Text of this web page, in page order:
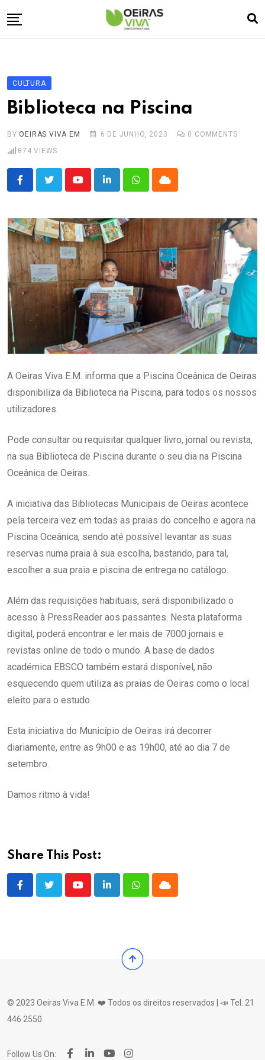
to
Oeiras Marina
Cultura🎭
Turismo✈️
Agenda
CULTURA
Biblioteca na Piscina
BY OEIRAS VIVA EM 6 DE JUNHO, 2023 0 COMMENTS
874 VIEWS
YoutubeLinkedInWhatsappCloud
A Oeiras Viva E.M. informa que a Piscina Oceânica de Oeiras
disponibiliza da Biblioteca na Piscina, para todos os nossos
utilizadores.
Pode consultar ou requisitar qualquer livro, jornal ou revista,
na sua Biblioteca de Piscina durante o seu dia na Piscina
Oceânica de Oeiras.
A iniciativa das Bibliotecas Municipais de Oeiras acontece
pela terceira vez em todas as praias do concelho e agora na
Piscina Oceânica, sendo até possível levantar as suas
reservas numa praia à sua escolha, bastando, para tal,
escolher a sua praia e piscina de entrega no catálogo.
Além das requisições habituais, será disponibilizado o
acesso à PressReader aos passantes. Nesta plataforma
digital, poderá encontrar e ler mais de 7000 jornais e
revistas online de todo o mundo. A base de dados
académica EBSCO também estará disponível, não
esquecendo quem utiliza as praias de Oeiras como o local
eleito para o estudo.
Esta iniciativa do Município de Oeiras irá decorrer
diariamente, entre as 9h00 e as 19h00, até ao dia 7 de
setembro.
Damos ritmo à vida!
Share This Post:
YoutubeLinkedInWhatsappCloud
© 2023 Oeiras Viva E.M. ❤️ Todos os direitos reservados | 📣 Tel. 21
446 2550
Follow Us On: